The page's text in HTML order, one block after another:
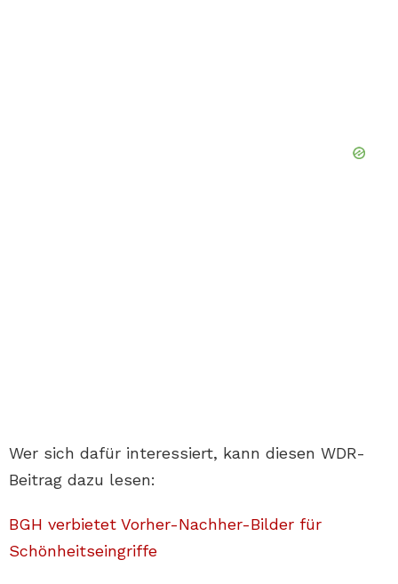
Wer sich dafür interessiert, kann diesen WDR-
Beitrag dazu lesen:
BGH verbietet Vorher-Nachher-Bilder für
Schönheitseingriffe